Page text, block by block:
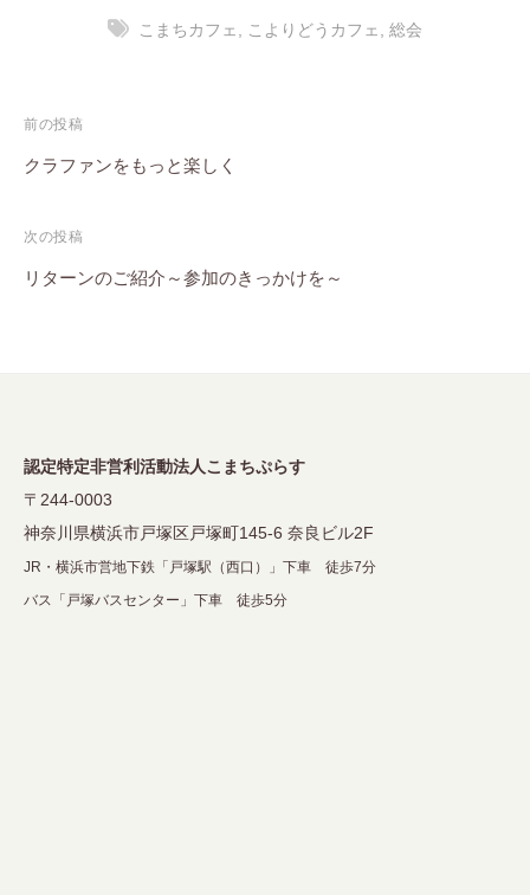
こまちカフェ こよりどうカフェ 総会
投
稿
ビ
ゲ
ン
前の投稿
クラファンをもっと楽しく
次の投稿
リターンのご紹介～参加のきっかけを～
認定特定非営利活動法人こまちぷらす
〒244-0003
神奈川県横浜市戸塚区戸塚町145-6 奈良ビル2F
JR・横浜市営地下鉄「戸塚駅（西口）」下車 徒歩7分
バス「戸塚バスセンター」下車 徒歩5分